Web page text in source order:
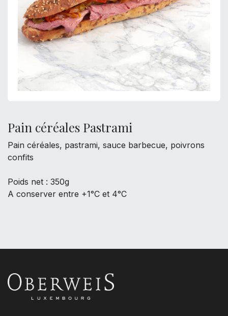
Pain céréales Pastrami
Pain céréales, pastrami, sauce barbecue, poivrons
confits
Poids net : 350g
A conserver entre +1°C et 4°C